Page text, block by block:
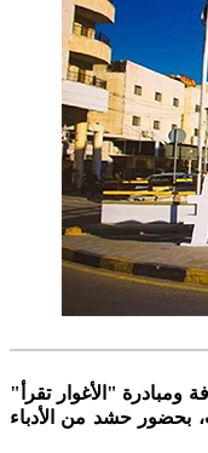
ومبادرة "الأغوار تقرأ"
بحضور حشد من الأدباء